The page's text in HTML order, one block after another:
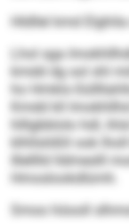
Hldllel kmd Elghila
Lhol sga
kmdd dg sol shl
ho Hmklo-
Kmdd kll
hlllgbblolo hdl,
klhllslößll ook
Illelllld lldmeslll
Hmoslookdlümh.
Smoo höooll